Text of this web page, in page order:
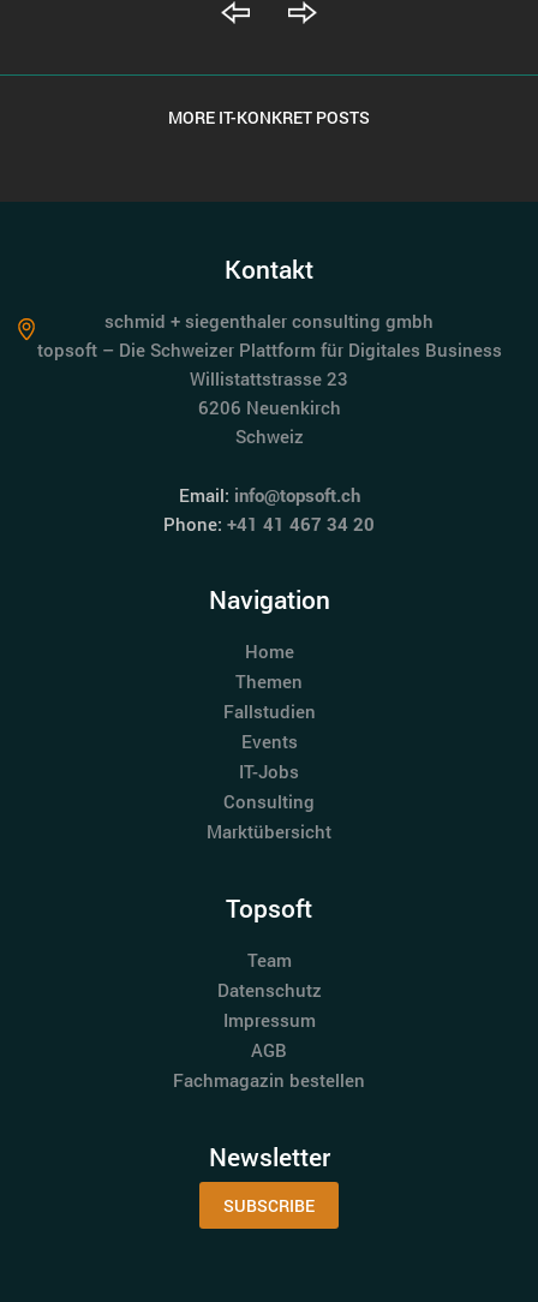
MORE IT-KONKRET POSTS
Kontakt
schmid + siegenthaler consulting gmbh
topsoft – Die Schweizer Plattform für Digitales Business
Willistattstrasse 23
6206 Neuenkirch
Schweiz
Email: info@topsoft.ch
Phone: +41 41 467 34 20
Navigation
Home
Themen
Fallstudien
Events
IT-Jobs
Consulting
Marktübersicht
Topsoft
Team
Datenschutz
Impressum
AGB
Fachmagazin bestellen
Newsletter
SUBSCRIBE